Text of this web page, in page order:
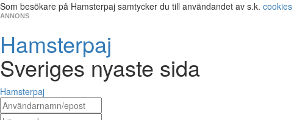
Som besökare på Hamsterpaj samtycker du till användandet av s.k. cookies
ANNONS
Hamsterpaj
Sveriges nyaste sida
Hamsterpaj